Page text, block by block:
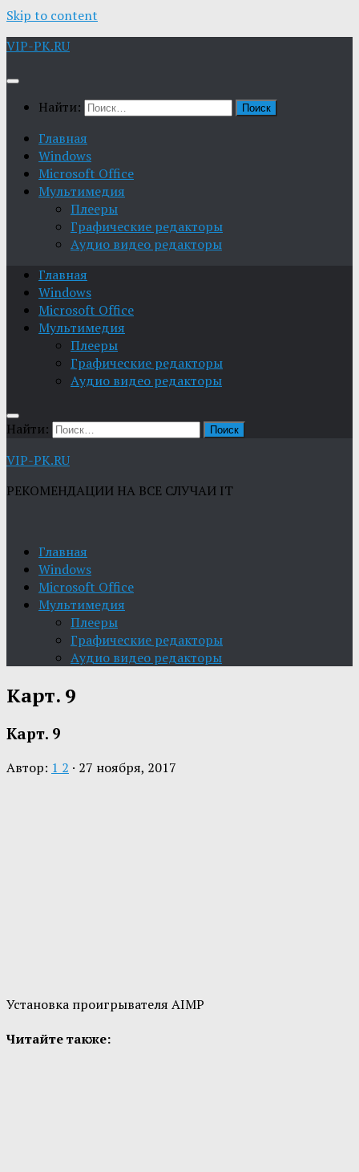
Skip to content
VIP-PK.RU
Найти:
Главная
Windows
Microsoft Office
Мультимедия
Плееры
Графические редакторы
Aудио видео редакторы
Главная
Windows
Microsoft Office
Мультимедия
Плееры
Графические редакторы
Aудио видео редакторы
Найти:
VIP-PK.RU
РЕКОМЕНДАЦИИ НА ВСЕ СЛУЧАИ IT
Главная
Windows
Microsoft Office
Мультимедия
Плееры
Графические редакторы
Aудио видео редакторы
Карт. 9
Карт. 9
Автор: 1 2 · 27 ноября, 2017
Установка проигрывателя AIMP
Читайте также: